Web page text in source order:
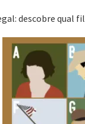
descobre qual